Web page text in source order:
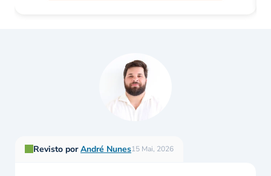
Revisto porAndré Nunes15 Mai, 2026